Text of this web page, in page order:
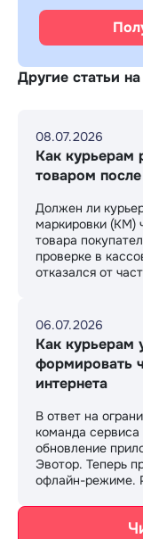
Другие статьи
08.07.2026
Как курьерам
товаром
Должен ли
маркировки (КМ)
товара
проверке в
отказался от
06.07.2026
Как курьерам
формировать
интернета
В ответ на
команда
обновление
Эвотор. Теперь
офлайн-режиме.